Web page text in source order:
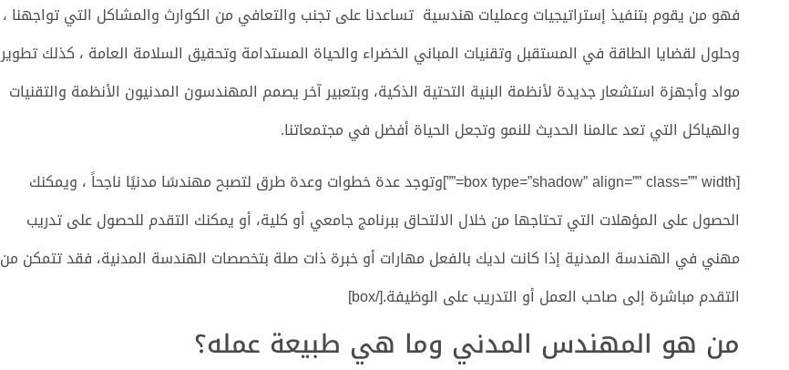
فهو من يقوم بتنفيذ إستراتيجيات وعمليات هندسية تساعدنا على تجنب والتعافي من الكوارث والمشاكل التي تواجهنا ،
وحلول لقضايا الطاقة في المستقبل وتقنيات المباني الخضراء والحياة المستدامة وتحقيق السلامة العامة ، كذلك تطوير
مواد وأجهزة استشعار جديدة لأنظمة البنية التحتية الذكية، وبتعبير آخر يصمم المهندسون المدنيون الأنظمة والتقنيات
والهياكل التي تعد عالمنا الحديث للنمو وتجعل الحياة أفضل في مجتمعاتنا.
[box type=”shadow” align=”” class=”” width=””]وتوجد عدة خطوات وعدة طرق لتصبح مهندسًا مدنيًا ناجحاً ، ويمكنك
الحصول على المؤهلات التي تحتاجها من خلال الالتحاق ببرنامج جامعي أو كلية، أو يمكنك التقدم للحصول على تدريب
مهني في الهندسة المدنية إذا كانت لديك بالفعل مهارات أو خبرة ذات صلة بتخصصات الهندسة المدنية، فقد تتمكن من
التقدم مباشرة إلى صاحب العمل أو التدريب على الوظيفة.[/box]
من هو المهندس المدني وما هي طبيعة عمله؟